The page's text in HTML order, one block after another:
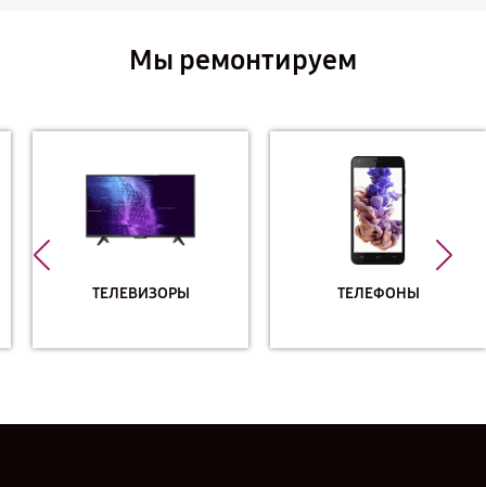
Мы ремонтируем
ТЕЛЕВИЗОРЫ ТЕЛЕФОНЫ